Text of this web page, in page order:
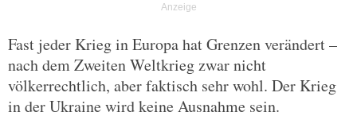
Fast jeder Krieg in Europa hat Grenzen verändert –
nach dem Zweiten Weltkrieg zwar nicht
völkerrechtlich, aber faktisch sehr wohl. Der Krieg
in der Ukraine wird keine Ausnahme sein.